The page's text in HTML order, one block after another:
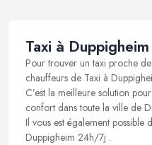
Taxi à Duppigheim
Pour trouver un taxi proche
chauffeurs de Taxi à
C’est la meilleure solution
confort dans toute la ville de
Il vous est également possible
Duppigheim 24h/7j .